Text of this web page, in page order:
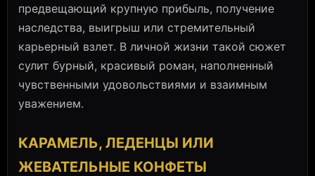
предвещающий крупную прибыль, получение
наследства, выигрыш или стремительный
карьерный взлет. В личной жизни такой сюжет
сулит бурный, красивый роман, наполненный
чувственными удовольствиями и взаимным
уважением.
КАРАМЕЛЬ, ЛЕДЕНЦЫ ИЛИ
ЖЕВАТЕЛЬНЫЕ КОНФЕТЫ